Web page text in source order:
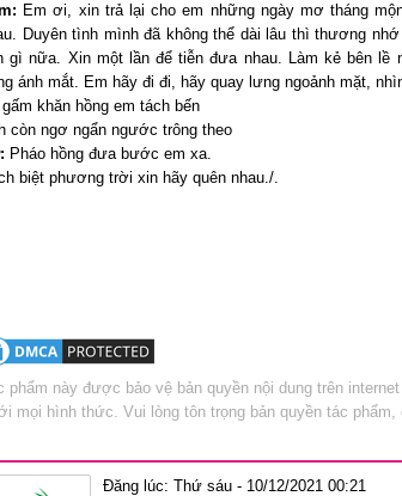
Em ơi, xin trả lại cho em những ngày mơ tháng
Duyên tình mình đã không thể dài lâu thì thương
gì nữa. Xin một lần để tiễn đưa nhau. Làm kẻ bên lề
ánh mắt. Em hãy đi đi, hãy quay lưng ngoảnh mặt,
khăn hồng em tách bến
còn ngơ ngẩn ngước trông theo
Pháo hồng đưa bước em xa.
biệt phương trời xin hãy quên nhau./.
phẩm này được bảo vệ bản quyền nội dung trên
mọi hình thức. Vui lòng tôn trọng bản quyền tác
Đăng lúc: Thứ sáu - 10/12/2021 00:21